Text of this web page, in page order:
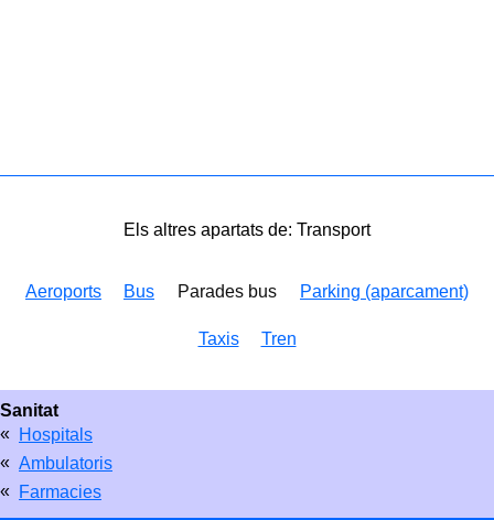
Els altres apartats de: Transport
Aeroports Bus Parades bus Parking (aparcament)
Taxis Tren
Sanitat
« Hospitals
« Ambulatoris
« Farmacies